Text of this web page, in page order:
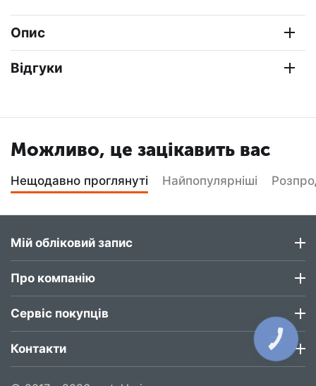
Опис
Відгуки
Можливо, це зацікавить вас
Нещодавно проглянуті Найпопулярніші
Мій обліковий запис
Про компанію
Сервіс покупців
Контакти
КНОПКА
ЗВ'ЯЗКУ